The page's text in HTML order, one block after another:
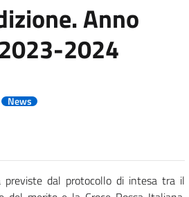
Anno
2024
News
previste dal protocollo di intesa tra il